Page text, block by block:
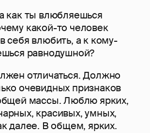
как ты влюбляешься
какой-то человек
себя влюбить, а к кому-
равнодушной?
отличаться. Должно
очевидных признаков
массы. Люблю ярких,
красивых, умных,
далее. В общем, ярких.